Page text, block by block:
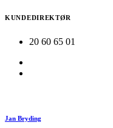
KUNDEDIREKTØR
20 60 65 01
Jan Bryding